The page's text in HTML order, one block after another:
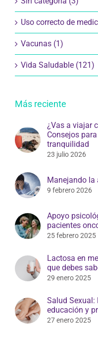
Uso correcto de
Vacunas (1)
Vida Saludable (121)
Más reciente
¿Vas a viajar
Consejos
tranquilidad
23 julio 2026
Manejando la
9 febrero 2026
Apoyo
pacientes
25 febrero 2025
Lactosa en
que debes
29 enero 2025
Salud Sexual:
educación y
27 enero 2025